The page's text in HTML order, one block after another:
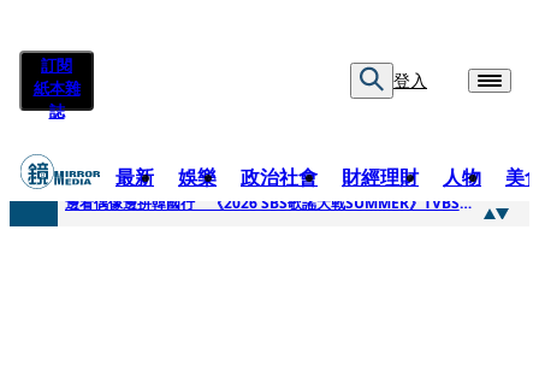
訂閱
紙本雜
誌
登入
最新 娛樂 政治社會 財經理財 人物 美
快訊
邊看偶像邊拚韓國行 《2026 SBS歌謠大戰SUMMER》TVBS直播祭追星福利